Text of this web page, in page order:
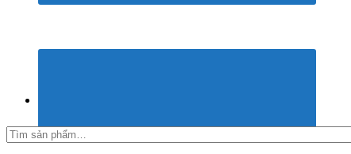
Tìm
kiếm: